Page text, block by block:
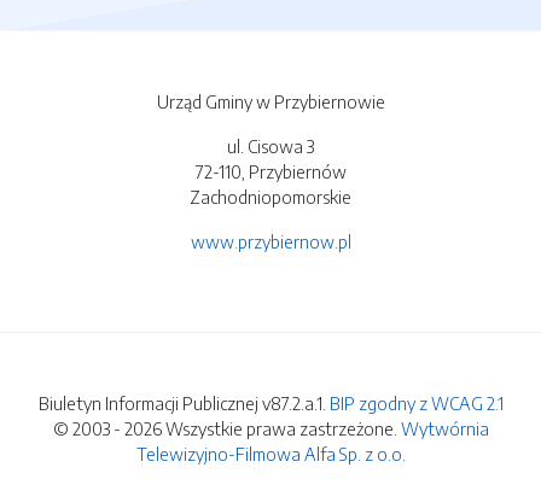
Urząd Gminy w Przybiernowie
ul. Cisowa 3
72-110, Przybiernów
Zachodniopomorskie
www.przybiernow.pl
Biuletyn Informacji Publicznej v87.2.a.1. BIP zgodny z WCAG 2.1
© 2003 - 2026 Wszystkie prawa zastrzeżone. Wytwórnia
Telewizyjno-Filmowa Alfa Sp. z o.o.